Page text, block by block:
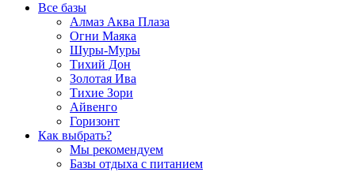
Все базы
Алмаз Аква Плаза
Огни Маяка
Шуры-Муры
Тихий Дон
Золотая Ива
Тихие Зори
Айвенго
Горизонт
Как выбрать?
Мы рекомендуем
Базы отдыха с питанием